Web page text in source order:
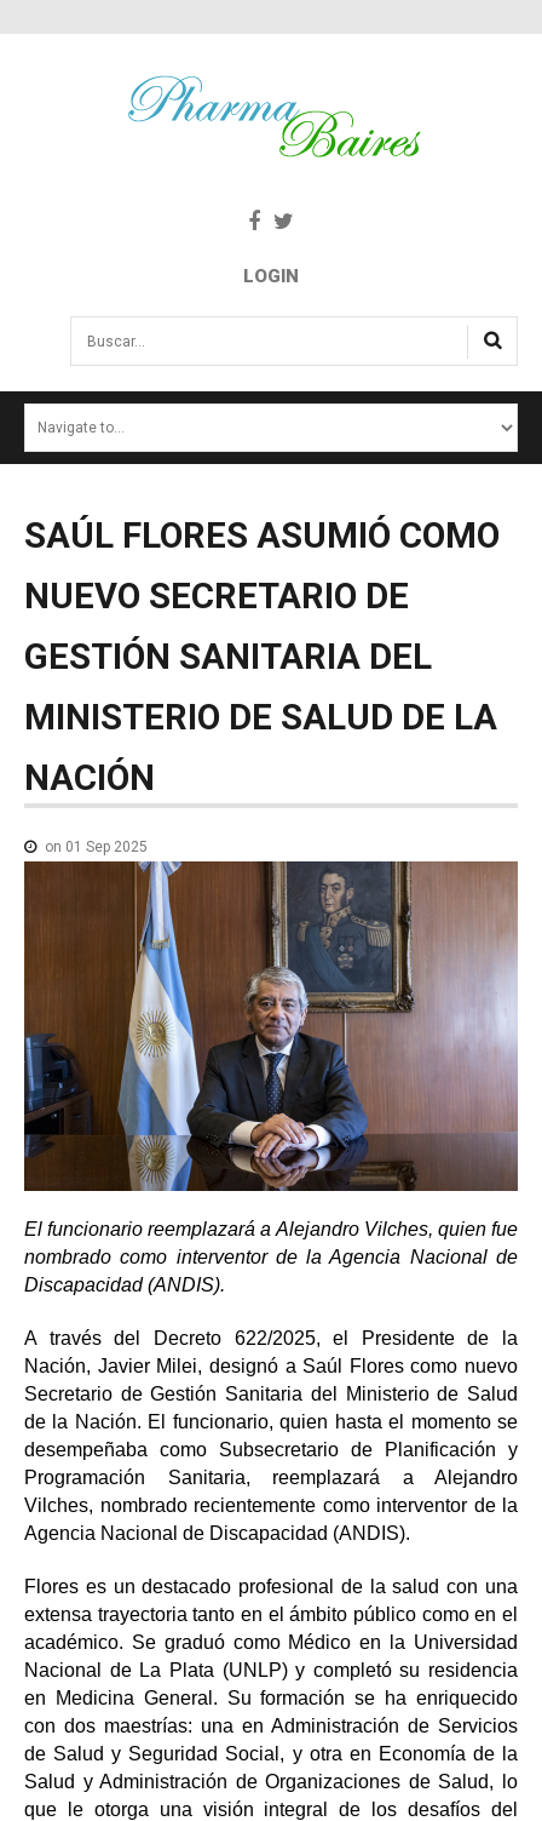
LOGIN
Buscar...
NOTICIAS
NOTICIAS MEDICAMENTOS
CONTACTO
SAÚL FLORES ASUMIÓ COMO
NUEVO SECRETARIO DE
GESTIÓN SANITARIA DEL
MINISTERIO DE SALUD DE LA
NACIÓN
on 01 Sep 2025
El funcionario reemplazará a Alejandro Vilches, quien fue
nombrado como interventor de la Agencia Nacional de
Discapacidad (ANDIS).
A través del Decreto 622/2025, el Presidente de la
Nación, Javier Milei, designó a Saúl Flores como nuevo
Secretario de Gestión Sanitaria del Ministerio de Salud
de la Nación. El funcionario, quien hasta el momento se
desempeñaba como Subsecretario de Planificación y
Programación Sanitaria, reemplazará a Alejandro
Vilches, nombrado recientemente como interventor de la
Agencia Nacional de Discapacidad (ANDIS).
Flores es un destacado profesional de la salud con una
extensa trayectoria tanto en el ámbito público como en el
académico. Se graduó como Médico en la Universidad
Nacional de La Plata (UNLP) y completó su residencia
en Medicina General. Su formación se ha enriquecido
con dos maestrías: una en Administración de Servicios
de Salud y Seguridad Social, y otra en Economía de la
Salud y Administración de Organizaciones de Salud, lo
que le otorga una visión integral de los desafíos del